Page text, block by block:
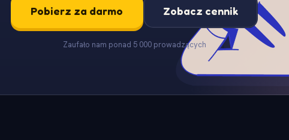
Pobierz za darmo Zobacz cennik
Zaufało nam ponad 5 000 prowadzących